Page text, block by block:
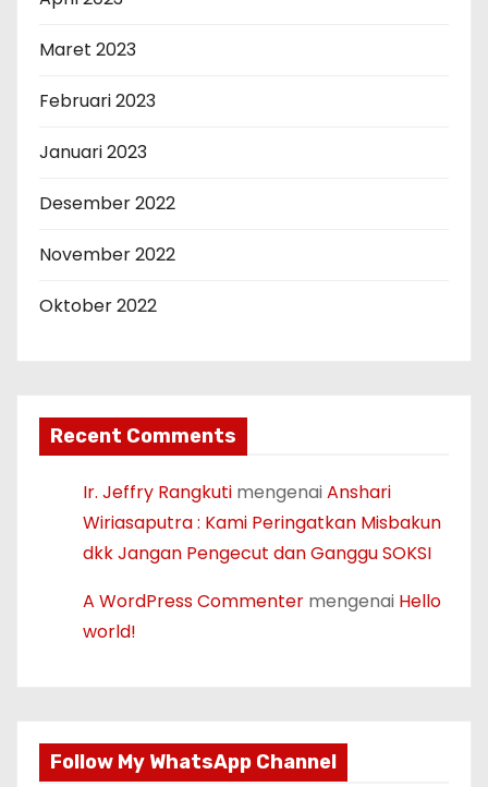
Maret 2023
Februari 2023
Januari 2023
Desember 2022
November 2022
Oktober 2022
Recent Comments
Ir. Jeffry Rangkuti mengenaiAnshari
Wiriasaputra : Kami Peringatkan Misbakun
dkk Jangan Pengecut dan Ganggu SOKSI
A WordPress Commenter mengenai Hello
world!
Follow My WhatsApp Channel